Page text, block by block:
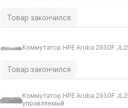
Товар закончился
Коммутатор HPE Aruba 2930F
Товар закончился
Коммутатор HPE Aruba 2930F
управляемый